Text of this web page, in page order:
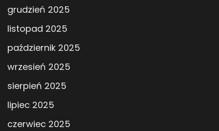
grudzień 2025
listopad 2025
październik 2025
wrzesień 2025
sierpień 2025
lipiec 2025
czerwiec 2025